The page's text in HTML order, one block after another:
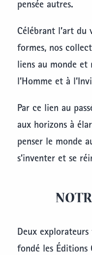
pensée autres.
Célébrant l’art du
formes, nos
liens au monde
l’Homme et à
Par ce lien au
aux horizons à
penser le monde
s’inventer et se
Deux
fondé les Éditions